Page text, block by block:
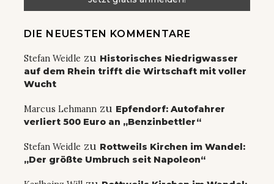
DIE NEUESTEN KOMMENTARE
Stefan Weidle zu Historisches Niedrigwasser
auf dem Rhein trifft die Wirtschaft mit voller
Wucht
Marcus Lehmann zu Epfendorf: Autofahrer
verliert 500 Euro an „Benzinbettler“
Stefan Weidle zu Rottweils Kirchen im Wandel:
„Der größte Umbruch seit Napoleon“